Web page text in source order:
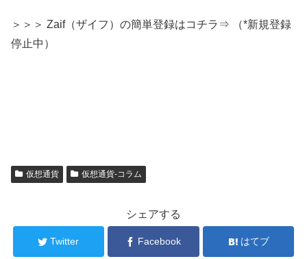
＞＞＞ Zaif（ザイフ）の簡単登録はコチラ⇒ （*新規登録
停止中）
仮想通貨 仮想通貨-コラム
シェアする
Twitter Facebook はてブ